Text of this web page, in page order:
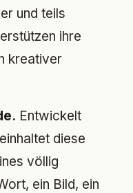
und teils
ihre
kreativer
Entwickelt
diese
völlig
ein Bild, ein